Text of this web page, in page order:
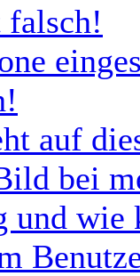
falsch!
auf
bei
und wie